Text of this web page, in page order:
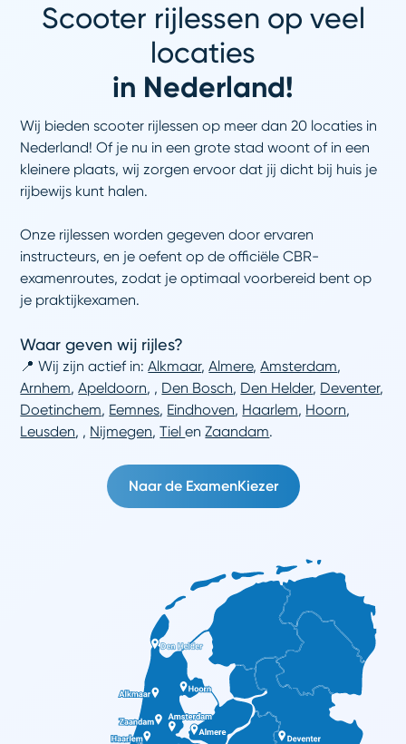
Scooter rijlessen op veel
locaties
in Nederland!
Wij bieden scooter rijlessen op meer dan 20 locaties in
Nederland! Of je nu in een grote stad woont of in een
kleinere plaats, wij zorgen ervoor dat jij dicht bij huis je
rijbewijs kunt halen.
Onze rijlessen worden gegeven door ervaren
instructeurs, en je oefent op de officiële CBR-
examenroutes, zodat je optimaal voorbereid bent op
je praktijkexamen.
Waar geven wij rijles?
📍 Wij zijn actief in:Alkmaar,Almere,Amsterdam,
Arnhem,Apeldoorn, , Den Bosch, Den Helder, Deventer,
Doetinchem, Eemnes, Eindhoven, Haarlem, Hoorn,
Leusden, , Nijmegen,TielenZaandam.
Naar de ExamenKiezer